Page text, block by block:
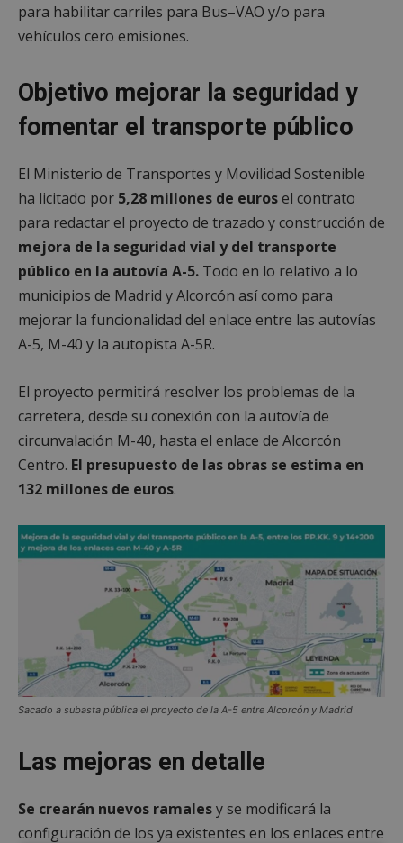
para habilitar carriles para Bus–VAO y/o para
vehículos cero emisiones.
Objetivo mejorar la seguridad y
fomentar el transporte público
El Ministerio de Transportes y Movilidad Sostenible
ha licitado por 5,28 millones de eurosel contrato
para redactar el proyecto de trazado y construcción de
mejora de la seguridad vial y del transporte
público en la autovía A-5. Todo en lo relativo a lo
municipios de Madrid y Alcorcón así como para
mejorar la funcionalidad del enlace entre las autovías
A-5, M-40 y la autopista A-5R.
El proyecto permitirá resolver los problemas de la
carretera, desde su conexión con la autovía de
circunvalación M-40, hasta el enlace de Alcorcón
Centro. El presupuesto de las obras se estima en
132 millones de euros.
Sacado a subasta pública el proyecto de la A-5 entre Alcorcón y Madrid
Las mejoras en detalle
Se crearán nuevos ramalesy se modificará la
configuración de los ya existentes en los enlaces entre